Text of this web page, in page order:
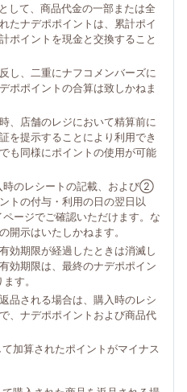
して、商品代金の一部または全
たナデポポイントは、累計ポイ
ポイントを現金と交換すること
し、二重にナフコメンバーズに
ポポイントの合算は致しかねま
、店舗のレジにおいて精算前に
を提示することにより利用でき
も同様にポイントの使用が可能
のレシートの記載、および②
トの付与・利用の日の翌日以
ージでご確認いただけます。な
開示はいたしかねます。
効期限が経過したときは消滅し
効期限は、最終のナデポポイン
す。
品される場合は、購入時のレシ
、ナデポポイントおよび商品代
加算されたポイントがマイナス